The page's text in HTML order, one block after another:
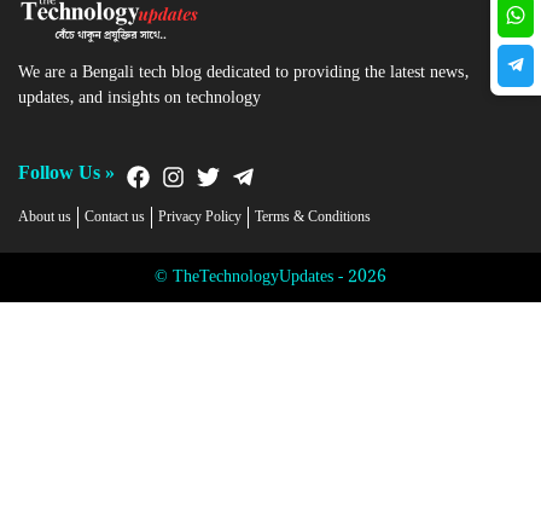
We are a Bengali tech blog dedicated to providing the latest news,
updates, and insights on technology
Follow Us »
About us Contact us Privacy Policy Terms & Conditions
© TheTechnologyUpdates - 2026